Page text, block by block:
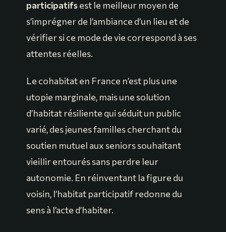
participatifsest le meilleur moyen de
s’imprégner de l’ambiance d’un lieu et de
vérifier si ce mode de vie correspond à ses
attentes réelles.
Le cohabitat en France n’est plus une
utopie marginale, mais une solution
d’habitat résiliente qui séduit un public
varié, des jeunes familles cherchant du
soutien mutuel aux seniors souhaitant
vieillir entourés sans perdre leur
autonomie. En réinventant la figure du
voisin, l’habitat participatif redonne du
sens à l’acte d’habiter.